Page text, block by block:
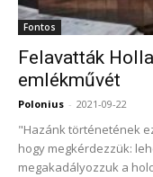
Fontos
Felavatták
emlékművét
Polonius - 2021-09-22
"Hazánk történetének
hogy megkérdezzük:
megakadályozzuk a